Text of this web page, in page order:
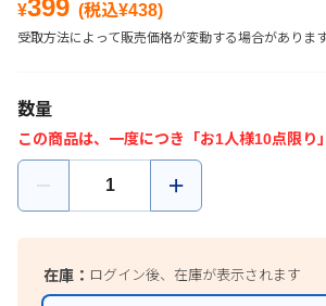
¥399 (税込¥438)
受取方法によって販売価格が変動する場合があります
数量
この商品は、一度につき「お1人様10点限り
在庫： ログイン後、在庫が表示されます